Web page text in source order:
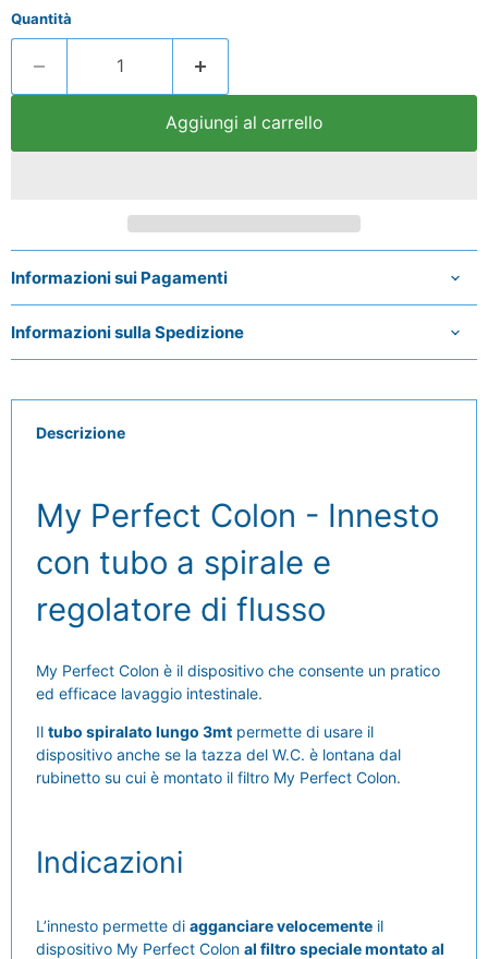
Quantità
Aggiungi al carrello
Informazioni sui Pagamenti
Informazioni sulla Spedizione
Descrizione
My Perfect Colon - Innesto
con tubo a spirale e
regolatore di flusso
My Perfect Colon è il dispositivo che consente un pratico
ed efficace lavaggio intestinale.
Il tubo spiralato lungo 3mtpermette di usare il
dispositivo anche se la tazza del W.C. è lontana dal
rubinetto su cui è montato il filtro My Perfect Colon.
Indicazioni
L’innesto permette di agganciare velocementeil
dispositivo My Perfect Colon al filtro speciale montato al